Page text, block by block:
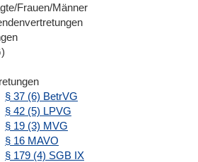
Frauen/Männer
§ 37 (6) BetrVG
§ 42 (5) LPVG
§ 19 (3) MVG
§ 16 MAVO
§ 179 (4) SGB IX